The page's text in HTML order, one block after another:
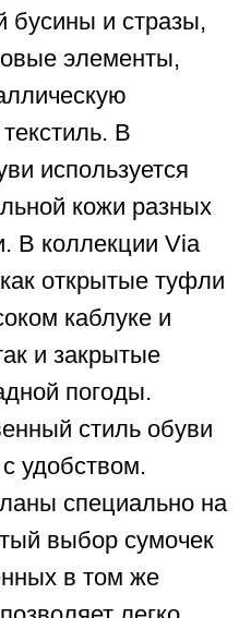
бусины и стразы,
элементы,
В
используется
кожи разных
В коллекции Via
открытые туфли
каблуке и
и закрытые
погоды.
стиль обуви
удобством.
специально на
выбор сумочек
в том же